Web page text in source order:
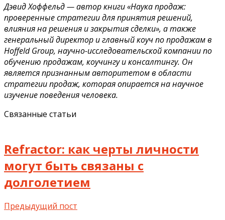
Дэвид Хоффельд — автор книги «Наука продаж:
проверенные стратегии для принятия решений,
влияния на решения и закрытия сделки», а также
генеральный директор и главный коуч по продажам в
Hoffeld Group, научно-исследовательской компании по
обучению продажам, коучингу и консалтингу. Он
является признанным авторитетом в области
стратегии продаж, которая опирается на научное
изучение поведения человека.
Связанные статьи
Refractor: как черты личности
могут быть связаны с
долголетием
Предыдущий пост